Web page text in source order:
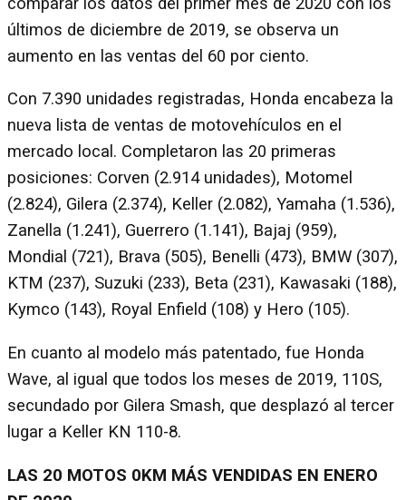
últimos de diciembre de 2019, se observa un
aumento en las ventas del 60 por ciento.
Con 7.390 unidades registradas, Honda encabeza la
nueva lista de ventas de motovehículos en el
mercado local. Completaron las 20 primeras
posiciones: Corven (2.914 unidades), Motomel
(2.824), Gilera (2.374), Keller (2.082), Yamaha (1.536),
Zanella (1.241), Guerrero (1.141), Bajaj (959),
Mondial (721), Brava (505), Benelli (473), BMW (307),
KTM (237), Suzuki (233), Beta (231), Kawasaki (188),
Kymco (143), Royal Enfield (108) y Hero (105).
En cuanto al modelo más patentado, fue Honda
Wave, al igual que todos los meses de 2019, 110S,
secundado por Gilera Smash, que desplazó al tercer
lugar a Keller KN 110-8.
LAS 20 MOTOS 0KM MÁS VENDIDAS EN ENERO